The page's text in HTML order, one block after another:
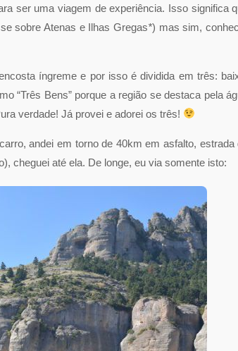
ser uma viagem de experiência. Isso significa
sobre Atenas e Ilhas Gregas*) mas sim,
íngreme e por isso é dividida em três:
“Três Bens” porque a região se destaca pela
verdade! Já provei e adorei os três!
andei em torno de 40km em asfalto, estrada
cheguei até ela. De longe, eu via somente isto: